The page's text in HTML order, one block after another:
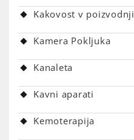
Kakovost v poizvodnji
Kamera Pokljuka
Kanaleta
Kavni aparati
Kemoterapija